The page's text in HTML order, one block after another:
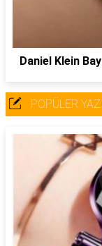
Daniel Klein
POPÜLER